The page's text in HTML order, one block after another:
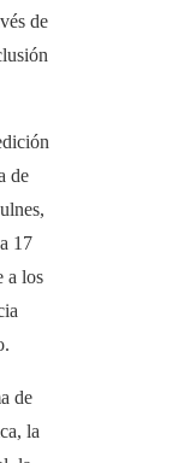
de
de
17
a los
de
la